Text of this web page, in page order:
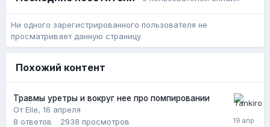
Ни одного зарегистрированного пользователя не
просматривает данную страницу
Похожий контент
Травмы уретры и вокруг нее про помпировании
От Elle, 16 апреля
8 ответов 2938 просмотров